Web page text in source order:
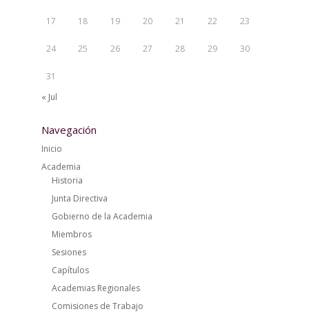
17 18 19 20 21 22 23
24 25 26 27 28 29 30
31
« Jul
Navegación
Inicio
Academia
Historia
Junta Directiva
Gobierno de la Academia
Miembros
Sesiones
Capítulos
Academias Regionales
Comisiones de Trabajo